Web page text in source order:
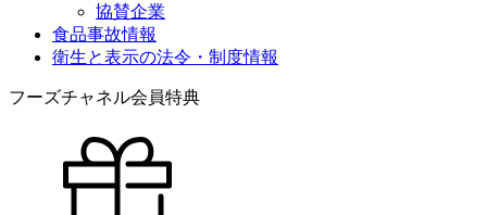
協賛企業
食品事故情報
衛生と表示の法令・制度情報
フーズチャネル会員特典